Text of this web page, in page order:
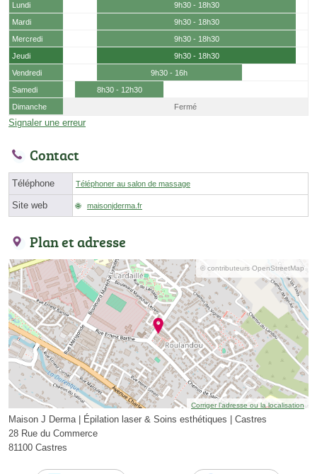
Lundi
9h30 - 18h30
Mardi
9h30 - 18h30
Mercredi
9h30 - 18h30
Jeudi
9h30 - 18h30
Vendredi
9h30 - 16h
Samedi
8h30 - 12h30
Dimanche
Fermé
Signaler une erreur
Contact
Téléphone Téléphoner au salon de massage
Site web maisonjderma.fr
Plan et adresse
© contributeurs OpenStreetMap
Corriger l’adresse ou la localisation
Maison J Derma | Épilation laser & Soins esthétiques | Castres
28 Rue du Commerce
81100 Castres